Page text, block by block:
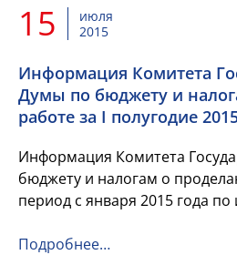
15
июля
2015
Информация Комитета
Думы по бюджету и
работе за I полугодие
Информация Комитета
бюджету и налогам о
период с января 2015 года по
Подробнее…